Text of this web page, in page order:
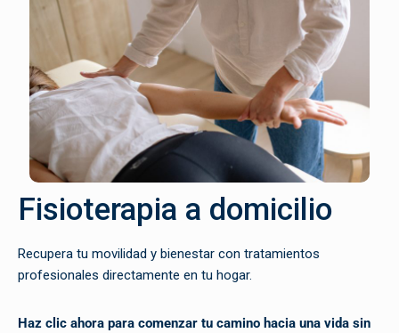
Fisioterapia a domicilio
Recupera tu movilidad y bienestar con tratamientos
profesionales directamente en tu hogar.
Haz clic ahora para comenzar tu camino hacia una vida sin